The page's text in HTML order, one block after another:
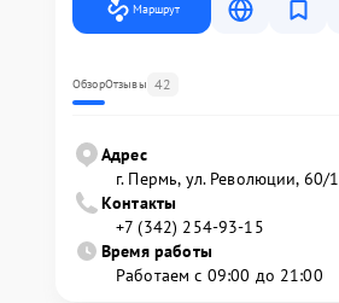
Маршрут
ОбзорОтзывы 42
Адрес
г. Пермь, ул. ​Революции, 60/1
Контакты
+7 (342) 254-93-15
Время работы
Работаем с 09:00 до 21:00